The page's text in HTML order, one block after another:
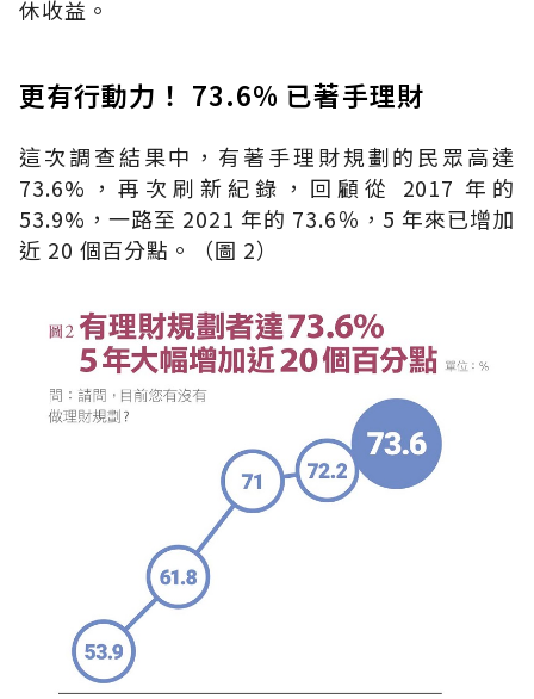
休收益。
更有行動力！ 73.6% 已著手理財
這次調查結果中，有著手理財規劃的民眾高達
73.6%，再次刷新紀錄，回顧從 2017 年的
53.9%，一路至 2021 年的 73.6％，5 年來已增加
近 20 個百分點。（圖 2）